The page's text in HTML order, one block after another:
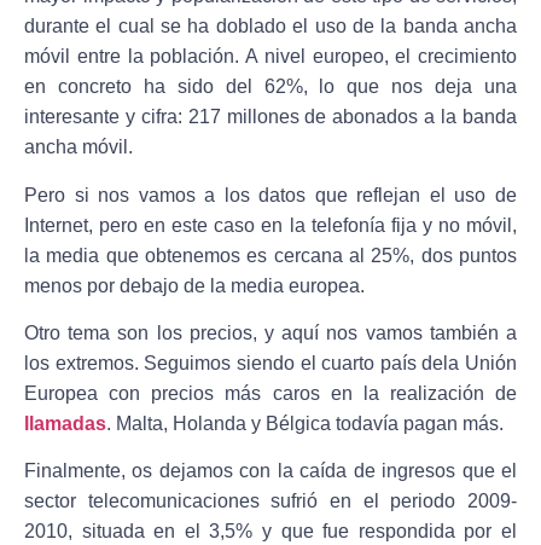
durante el cual se ha doblado el uso de la banda ancha
móvil entre la población. A nivel europeo, el crecimiento
en concreto ha sido del 62%, lo que nos deja una
interesante y cifra: 217 millones de abonados a la banda
ancha móvil.
Pero si nos vamos a los datos que reflejan el uso de
Internet, pero en este caso en la telefonía fija y no móvil,
la media que obtenemos es cercana al 25%, dos puntos
menos por debajo de la media europea.
Otro tema son los precios, y aquí nos vamos también a
los extremos. Seguimos siendo el cuarto país dela Unión
Europea con precios más caros en la realización de
llamadas. Malta, Holanda y Bélgica todavía pagan más.
Finalmente, os dejamos con la caída de ingresos que el
sector telecomunicaciones sufrió en el periodo 2009-
2010, situada en el 3,5% y que fue respondida por el